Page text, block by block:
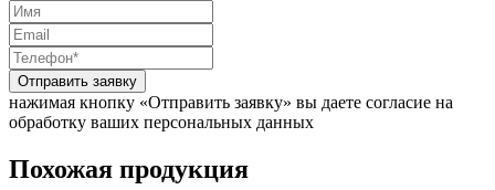
Отправить заявку
нажимая кнопку «Отправить заявку» вы даете согласие на
обработку ваших персональных данных
Похожая продукция